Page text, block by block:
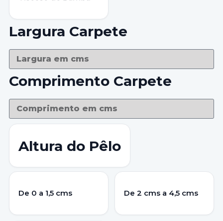
Largura Carpete
Comprimento Carpete
Altura do Pêlo
De 0 a 1,5 cms De 2 cms a 4,5 cms